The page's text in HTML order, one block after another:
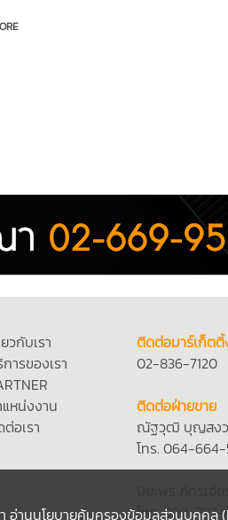
วกับเรา
ารของเรา
หน่งงาน
อเรา
ติดต่อมาร์เก็ตติ้
02-836-7120
ติดต่อฝ่ายขาย
ณัฐวุฒิ บุญสง
โทร. 064-
โทร. 098-792-
อ่านนโยบายคุ้มครองข้อมูลส่วนบุคคล